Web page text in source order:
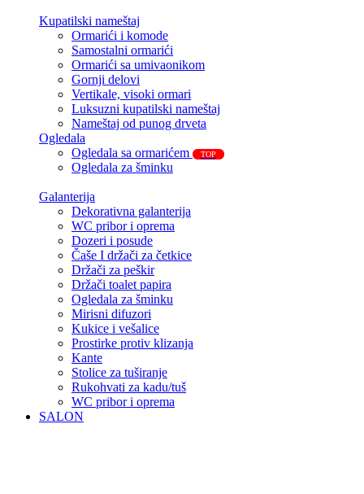
Kupatilski nameštaj
Ormarići i komode
Samostalni ormarići
Ormarići sa umivaonikom
Gornji delovi
Vertikale, visoki ormari
Luksuzni kupatilski nameštaj
Nameštaj od punog drveta
Ogledala
Ogledala sa ormarićem
TOP
Ogledala za šminku
Galanterija
Dekorativna galanterija
WC pribor i oprema
Dozeri i posude
Čaše I držači za četkice
Držači za peškir
Držači toalet papira
Ogledala za šminku
Mirisni difuzori
Kukice i vešalice
Prostirke protiv klizanja
Kante
Stolice za tuširanje
Rukohvati za kadu/tuš
WC pribor i oprema
SALON